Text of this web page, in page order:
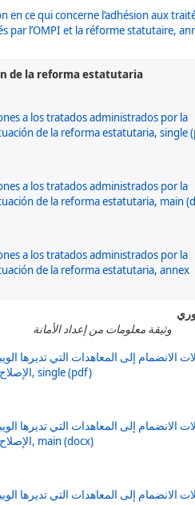
de la reforma estatutaria
وثيقة معلومات من إعداد الأمانة